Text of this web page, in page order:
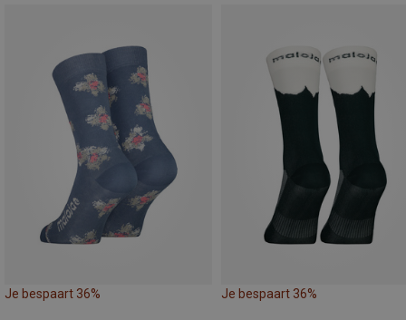
Je bespaart 36% Je bespaart 36%